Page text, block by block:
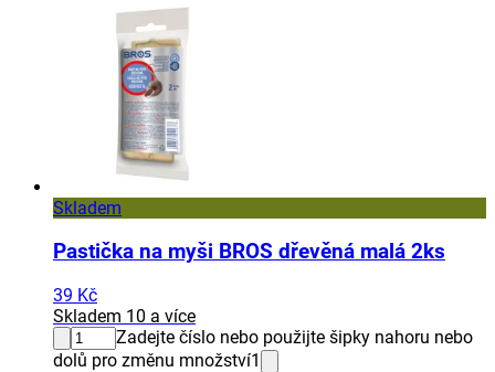
Skladem
Pastička na myši BROS dřevěná malá 2ks
39 Kč
Skladem 10 a více
Zadejte číslo nebo použijte šipky nahoru nebo
dolů pro změnu množství1